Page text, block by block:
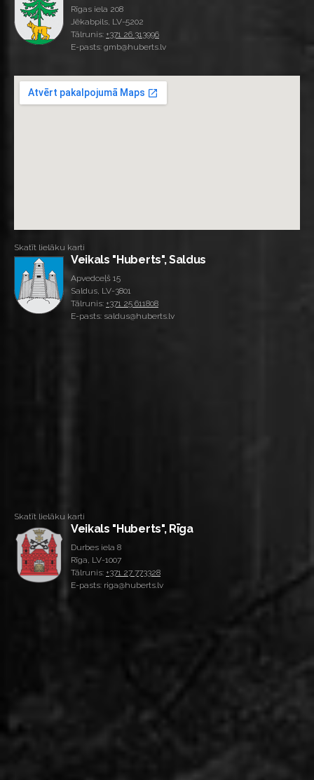
Rīgas iela 208
Jēkabpils, LV-5202
Tālrunis: +371 26 313996
E-pasts: gmb@huberts.lv
Skatīt lielāku karti
Veikals "Huberts", Saldus
Apvedceļš 15
Saldus, LV-3801
Tālrunis: +371 25 611808
E-pasts: saldus@huberts.lv
Skatīt lielāku karti
Veikals "Huberts", Rīga
Durbes iela 8
Rīga, LV-1007
Tālrunis: +371 27 773328
E-pasts: riga@huberts.lv